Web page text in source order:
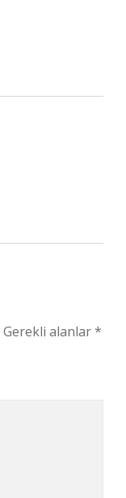
Gerekli alanlar*